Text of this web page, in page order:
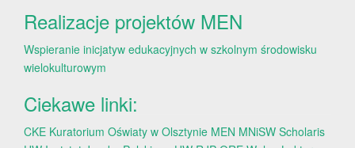
Realizacje projektów MEN
Wspieranie inicjatyw edukacyjnych w szkolnym środowisku
wielokulturowym
Ciekawe linki:
CKE Kuratorium Oświaty w Olsztynie MEN MNiSW Scholaris